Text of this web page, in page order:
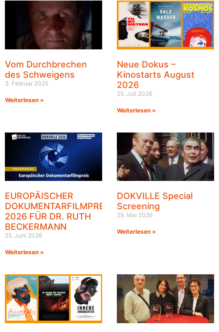
Vom Durchbrechen
des Schweigens
3. Februar 2025
Weiterlesen »
Neue Dokus –
Kinostarts August
2026
25. Juli 2026
Weiterlesen »
EUROPÄISCHER
DOKUMENTARFILMPREIS
2026 FÜR DR. RUTH
BECKERMANN
25. Juni 2026
Weiterlesen »
DOKVILLE Special
Screening
29. Mai 2026
Weiterlesen »